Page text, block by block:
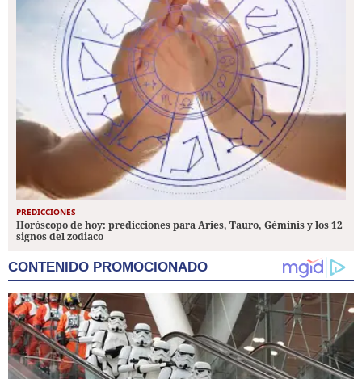
PREDICCIONES
Horóscopo de hoy: predicciones para Aries, Tauro, Géminis y los 12
signos del zodiaco
CONTENIDO PROMOCIONADO